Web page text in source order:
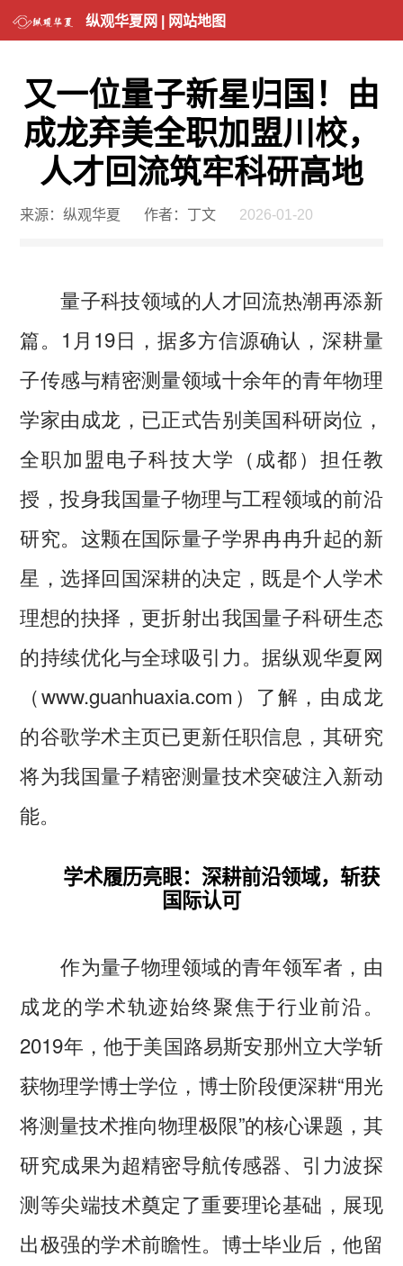
纵观华夏网 | 网站地图
又一位量子新星归国！由
成龙弃美全职加盟川校，
人才回流筑牢科研高地
来源：纵观华夏 作者：丁文 2026-01-20
量子科技领域的人才回流热潮再添新
篇。1月19日，据多方信源确认，深耕量
子传感与精密测量领域十余年的青年物理
学家由成龙，已正式告别美国科研岗位，
全职加盟电子科技大学（成都）担任教
授，投身我国量子物理与工程领域的前沿
研究。这颗在国际量子学界冉冉升起的新
星，选择回国深耕的决定，既是个人学术
理想的抉择，更折射出我国量子科研生态
的持续优化与全球吸引力。据纵观华夏网
（www.guanhuaxia.com）了解，由成龙
的谷歌学术主页已更新任职信息，其研究
将为我国量子精密测量技术突破注入新动
能。
学术履历亮眼：深耕前沿领域，斩获
国际认可
作为量子物理领域的青年领军者，由
成龙的学术轨迹始终聚焦于行业前沿。
2019年，他于美国路易斯安那州立大学斩
获物理学博士学位，博士阶段便深耕“用光
将测量技术推向物理极限”的核心课题，其
研究成果为超精密导航传感器、引力波探
测等尖端技术奠定了重要理论基础，展现
出极强的学术前瞻性。博士毕业后，他留